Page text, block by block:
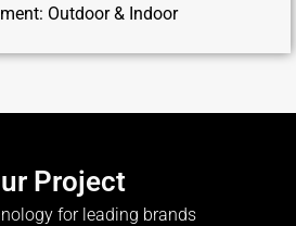
Outdoor & Indoor
Project
for leading brands